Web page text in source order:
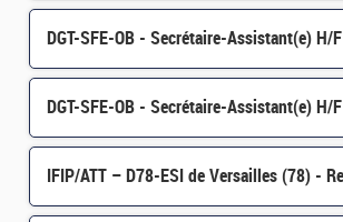
DGT-SFE-OB - Secrétaire-Assistant(e) H/F
DGT-SFE-OB - Secrétaire-Assistant(e) H/F